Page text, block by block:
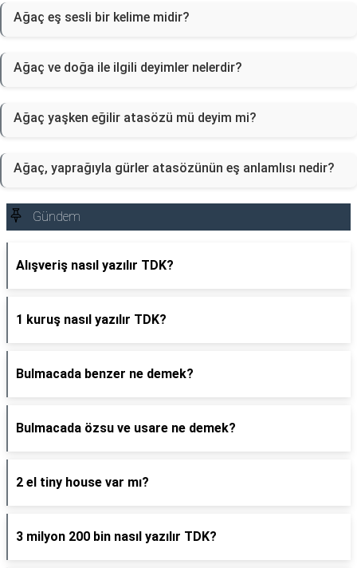
Ağaç eş sesli bir kelime midir?
Ağaç ve doğa ile ilgili deyimler nelerdir?
Ağaç yaşken eğilir atasözü mü deyim mi?
Ağaç, yaprağıyla gürler atasözünün eş anlamlısı nedir?
Gündem
Alışveriş nasıl yazılır TDK?
1 kuruş nasıl yazılır TDK?
Bulmacada benzer ne demek?
Bulmacada özsu ve usare ne demek?
2 el tiny house var mı?
3 milyon 200 bin nasıl yazılır TDK?